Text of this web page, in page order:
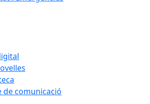
de comunicació